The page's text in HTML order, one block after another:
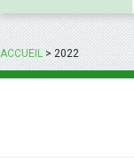
ACCUEIL>2022